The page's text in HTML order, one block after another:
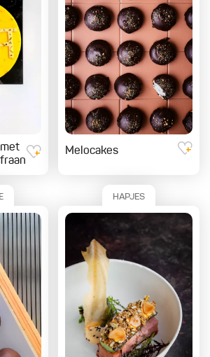
Melocakes
HAPJES